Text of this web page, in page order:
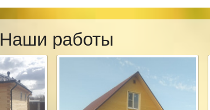
Наши работы